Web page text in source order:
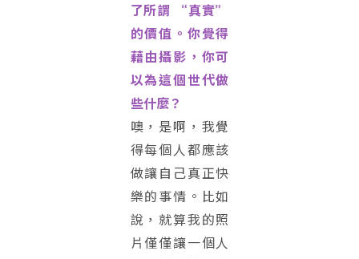
了所謂 “真實”
的價值。你覺得
藉由攝影，你可
以為這個世代做
些什麼？
噢，是啊，我覺
得每個人都應該
做讓自己真正快
樂的事情。比如
說，就算我的照
片僅僅讓一個人